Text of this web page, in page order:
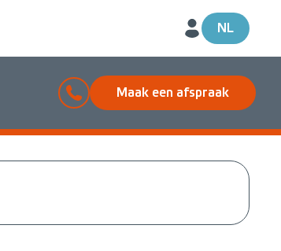
NL
Maak een afspraak